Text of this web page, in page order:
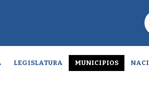
LEGISLATURA MUNICIPIOS